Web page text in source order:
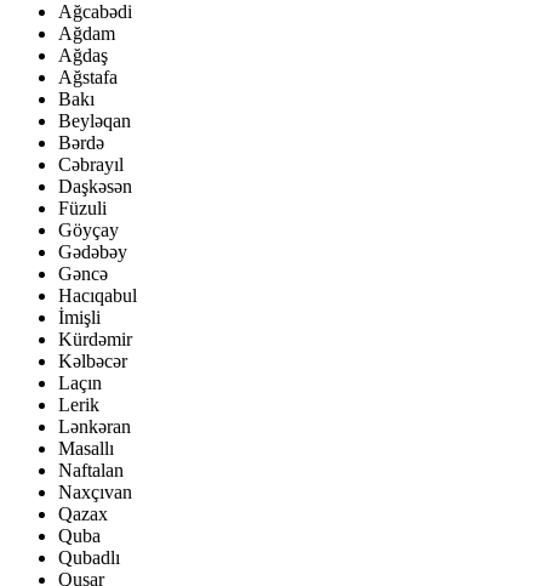
Ağcabədi
Ağdam
Ağdaş
Ağstafa
Bakı
Beyləqan
Bərdə
Cəbrayıl
Daşkəsən
Füzuli
Göyçay
Gədəbəy
Gəncə
Hacıqabul
İmişli
Kürdəmir
Kəlbəcər
Laçın
Lerik
Lənkəran
Masallı
Naftalan
Naxçıvan
Qazax
Quba
Qubadlı
Qusar